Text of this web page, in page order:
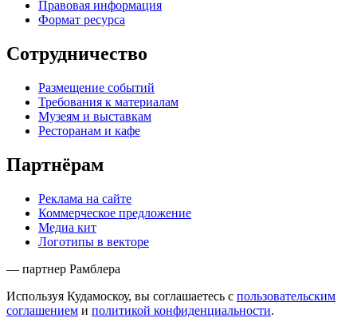
Правовая информация
Формат ресурса
Сотрудничество
Размещение событий
Требования к материалам
Музеям и выставкам
Ресторанам и кафе
Партнёрам
Реклама на сайте
Коммерческое предложение
Медиа кит
Логотипы в векторе
— партнер Рамблера
Используя Кудамоскоу, вы соглашаетесь с пользовательским
соглашением и политикой конфиденциальности.